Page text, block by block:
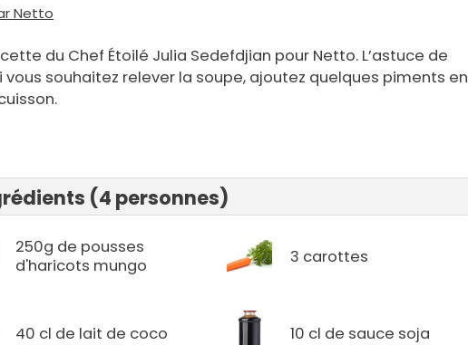
Netto
du Chef Étoilé Julia Sedefdjian pour Netto. L’astuce de
vous souhaitez relever la soupe, ajoutez quelques piments en
(4 personnes)
250g de pousses
d'haricots mungo
3 carottes
40 cl de lait de coco 10 cl de sauce soja